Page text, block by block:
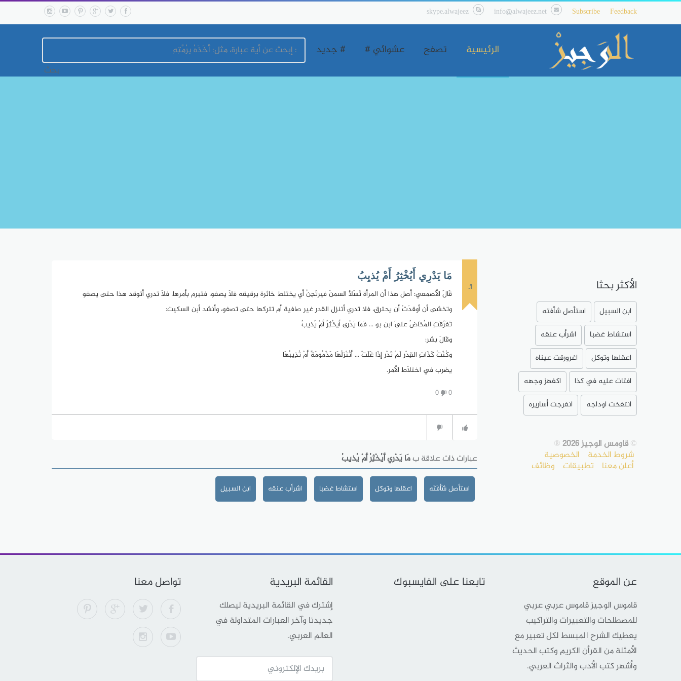
Feedback
Subscribe
info@alwajeez.net
skype.alwajeez
الرئيسية تصفح عشوائي # # جديد
1.
مَا يَدْرِي أَيُخْثِرُ أَمْ يُذيِبُ
قَالَ الأَصمعي: أصل هذا أن المرأة تَسْلأ السمنَ فيرتَجِنُ أي يختلط خائرة برقيقه فلاَ يصفو، فتبرم بأمرها، فلاَ تدري أتوقد هذا حتى يصفو
وتخشى أن أوقدَتْ أن يحترق، فلا تدري أتنزل القدر غير صافية أم تتركها حتى تصفو، وأنشد أبن السكيت:
تَفَرّقَتِ المُخَاضُ عَلَى ابنِ بو ... فَمَا يَدْرِى أيخُثِرُ أمْ يُذيبُ
وقَالَ بشر:
وكُنْتُ كَذَاتِ القِدْرِ لَمْ تَدْرِ إذَا غَلَتْ ... أتُنْزِلُهَا مَذْمُومَةً أمْ تُذِيبُهَا
يضرب في اختلاَط الأمر.
0
0
عبارات ذات علاقة بمَا يَدْرِي أَيُخْثِرُ أَمْ يُذيِبُ
استأصل شَأْفَتَه اعقلها وتوكل استشاط غضبا اشرأب عنقه ابن السبيل
الأكثر بحثا
ابن السبيل
استأصل شأفته
استشاط غضبا
اشرأب عنقه
اعقلها وتوكل
اغرورقت عيناه
افتات عليه في كذا
اكفهز وجهه
انتفخت اوداجه
انفرجت أساريره
©قاومس الوجيز 2026 ®
شروط الخدمة الخصوصية
أعلن معنا تطبيقات وظائف
عن الموقع
قاموس الوجيز قاموس عربي عربي
للمصطلحات والتعبيرات والتراكيب
يعطيك الشرح المبسط لكل تعبير مع
الأمثلة من القرأن الكريم وكتب الحديث
وأشهر كتب الأدب والثراث العربي.
تابعنا على الفايسبوك القائمة البريدية
إشترك في القائمة البريدية ليصلك
جديدنا وآخر العبارات المتداولة في
العالم العربي.
تواصل معنا